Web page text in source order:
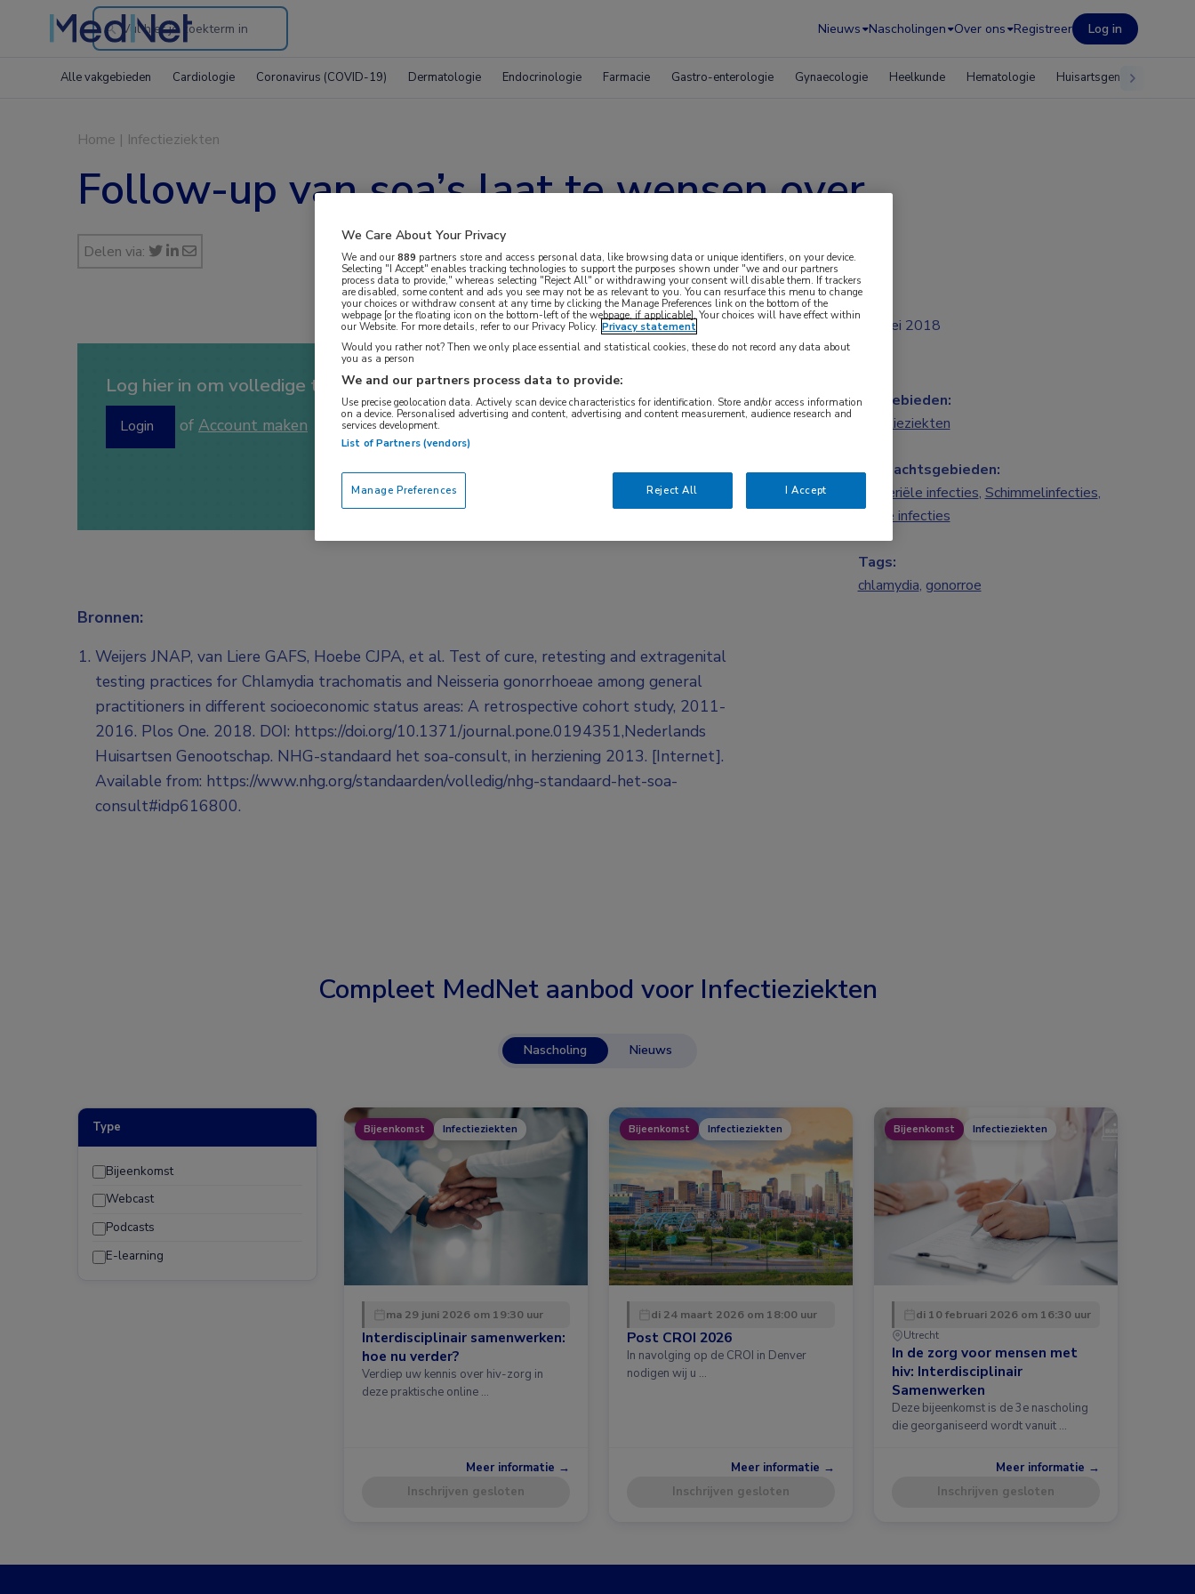
Search
the
Nieuws Nascholingen Over ons Registreer Log in
Alle vakgebieden Cardiologie Coronavirus (COVID-19) Dermatologie Endocrinologie Farmacie Gastro-enterologie Gynaecologie Heelkunde Hematologie Huisartsgeneeskunde
Home | Infectieziekten
Follow-up van soa’s laat te wensen over
Delen via:
Log hier in om volledige toegang te krijgen.
Login of Account maken
Bronnen:
Weijers JNAP, van Liere GAFS, Hoebe CJPA, et al. Test of cure, retesting and extragenital
testing practices for Chlamydia trachomatis and Neisseria gonorrhoeae among general
practitioners in different socioeconomic status areas: A retrospective cohort study, 2011-
2016. Plos One. 2018. DOI: https://doi.org/10.1371/journal.pone.0194351,Nederlands
Huisartsen Genootschap. NHG-standaard het soa-consult, in herziening 2013. [Internet].
Available from: https://www.nhg.org/standaarden/volledig/nhg-standaard-het-soa-
consult#idp616800.
mei 2018
Vakgebieden:
Infectieziekten
Aandachtsgebieden:
Bacteriële infecties, Schimmelinfecties,
Virale infecties
Tags:
chlamydia, gonorroe
Compleet MedNet aanbod voor Infectieziekten
Nascholing Nieuws
Type
Bijeenkomst
Webcast
Podcasts
E-learning
Bijeenkomst Infectieziekten
ma 29 juni 2026 om 19:30 uur
Interdisciplinair samenwerken:
hoe nu verder?
Verdiep uw kennis over hiv-zorg in
deze praktische online …
Meer informatie →
Inschrijven gesloten
Bijeenkomst Infectieziekten
di 24 maart 2026 om 18:00 uur
Post CROI 2026
In navolging op de CROI in Denver
nodigen wij u …
Meer informatie →
Inschrijven gesloten
Bijeenkomst Infectieziekten
di 10 februari 2026 om 16:30 uur
Utrecht
In de zorg voor mensen met
hiv: Interdisciplinair
Samenwerken
Deze bijeenkomst is de 3e nascholing
die georganiseerd wordt vanuit …
Meer informatie →
Inschrijven gesloten
We Care About Your Privacy
We and our889 partners store and access personal data, like browsing data or unique identifiers, on your device.
Selecting "I Accept" enables tracking technologies to support the purposes shown under "we and our partners
process data to provide," whereas selecting "Reject All" or withdrawing your consent will disable them. If trackers
are disabled, some content and ads you see may not be as relevant to you. You can resurface this menu to change
your choices or withdraw consent at any time by clicking the Manage Preferences link on the bottom of the
webpage [or the floating icon on the bottom-left of the webpage, if applicable]. Your choices will have effect within
our Website. For more details, refer to our Privacy Policy. Privacy statement
Would you rather not? Then we only place essential and statistical cookies, these do not record any data about
you as a person
We and our partners process data to provide:
Use precise geolocation data. Actively scan device characteristics for identification. Store and/or access information
on a device. Personalised advertising and content, advertising and content measurement, audience research and
services development.
List of Partners (vendors)
Reject All I Accept
Manage Preferences